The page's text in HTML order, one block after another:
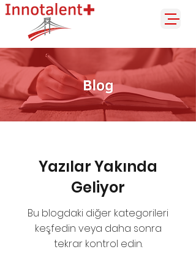
Yazılar Yakında
Geliyor
Bu blogdaki diğer kategorileri
keşfedin veya daha sonra
tekrar kontrol edin.